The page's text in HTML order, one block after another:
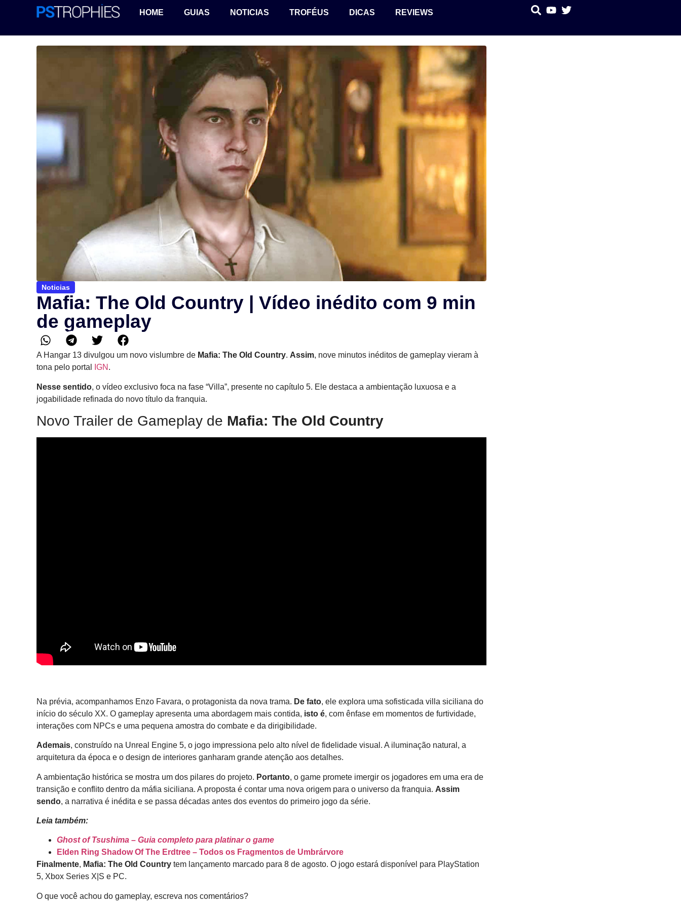
HOME GUIAS NOTICIAS TROFÉUS DICAS REVIEWS
Noticias
Mafia: The Old Country | Vídeo inédito com 9 min
de gameplay
A Hangar 13 divulgou um novo vislumbre de Mafia: The Old Country. Assim, nove minutos inéditos de gameplay vieram à
tona pelo portal
IGN .
Nesse sentido, o vídeo exclusivo foca na fase “Villa”, presente no capítulo 5. Ele destaca a ambientação luxuosa e a
jogabilidade refinada do novo título da franquia.
Novo Trailer de Gameplay de Mafia: The Old Country
Na prévia, acompanhamos Enzo Favara, o protagonista da nova trama. De fato, ele explora uma sofisticada villa siciliana do
início do século XX. O gameplay apresenta uma abordagem mais contida, isto é, com ênfase em momentos de furtividade,
interações com NPCs e uma pequena amostra do combate e da dirigibilidade.
Ademais, construído na Unreal Engine 5, o jogo impressiona pelo alto nível de fidelidade visual. A iluminação natural, a
arquitetura da época e o design de interiores ganharam grande atenção aos detalhes.
A ambientação histórica se mostra um dos pilares do projeto. Portanto, o game promete imergir os jogadores em uma era de
transição e conflito dentro da máfia siciliana. A proposta é contar uma nova origem para o universo da franquia. Assim
sendo, a narrativa é inédita e se passa décadas antes dos eventos do primeiro jogo da série.
Leia também:
Ghost of Tsushima – Guia completo para platinar o game
Elden Ring Shadow Of The Erdtree – Todos os Fragmentos de Umbrárvore
Finalmente, Mafia: The Old Country tem lançamento marcado para 8 de agosto. O jogo estará disponível para PlayStation
5, Xbox Series X|S e PC.
O que você achou do gameplay, escreva nos comentários?